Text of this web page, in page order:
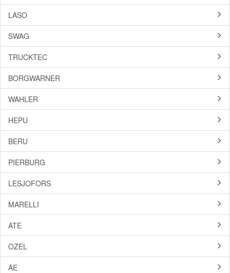
LASO
SWAG
TRUCKTEC
BORGWARNER
WAHLER
HEPU
BERU
PIERBURG
LESJOFORS
MARELLI
ATE
OZEL
AE